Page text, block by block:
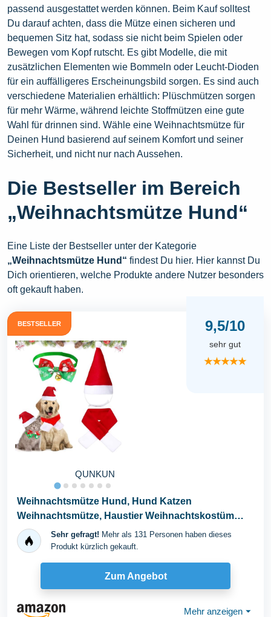
passend ausgestattet werden können. Beim Kauf solltest
Du darauf achten, dass die Mütze einen sicheren und
bequemen Sitz hat, sodass sie nicht beim Spielen oder
Bewegen vom Kopf rutscht. Es gibt Modelle, die mit
zusätzlichen Elementen wie Bommeln oder Leucht-Dioden
für ein auffälligeres Erscheinungsbild sorgen. Es sind auch
verschiedene Materialien erhältlich: Plüschmützen sorgen
für mehr Wärme, während leichte Stoffmützen eine gute
Wahl für drinnen sind. Wähle eine Weihnachtsmütze für
Deinen Hund basierend auf seinem Komfort und seiner
Sicherheit, und nicht nur nach Aussehen.
Die Bestseller im Bereich
„Weihnachtsmütze Hund“
Eine Liste der Bestseller unter der Kategorie
„Weihnachtsmütze Hund“ findest Du hier. Hier kannst Du
Dich orientieren, welche Produkte andere Nutzer besonders
oft gekauft haben.
BESTSELLER
QUNKUN
9,5/10
sehr gut
★★★★★
Weihnachtsmütze Hund, Hund Katzen
Weihnachtsmütze, Haustier Weihnachtskostüm
Zubehör...Sehr gefragt! Mehr als 131 Personen haben dieses
Produkt kürzlich gekauft.
Zum Angebot
Mehr anzeigen ⏷